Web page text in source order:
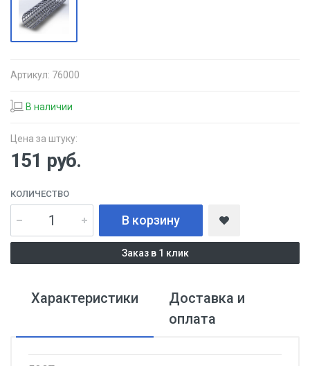
Артикул: 76000
В наличии
Цена за штуку:
151 руб.
КОЛИЧЕСТВО
В корзину
Заказ в 1 клик
Характеристики
Доставка и
оплата